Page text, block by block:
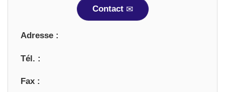
Contact
Adresse :
Tél. :
Fax :